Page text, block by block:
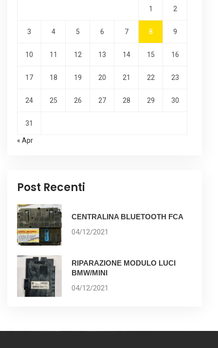
1 2
3 4 5 6 7 8 9
10 11 12 13 14 15 16
17 18 19 20 21 22 23
24 25 26 27 28 29 30
31
« Apr
Post Recenti
CENTRALINA BLUETOOTH FCA
04/12/2021
RIPARAZIONE MODULO LUCI
BMW/MINI
04/12/2021